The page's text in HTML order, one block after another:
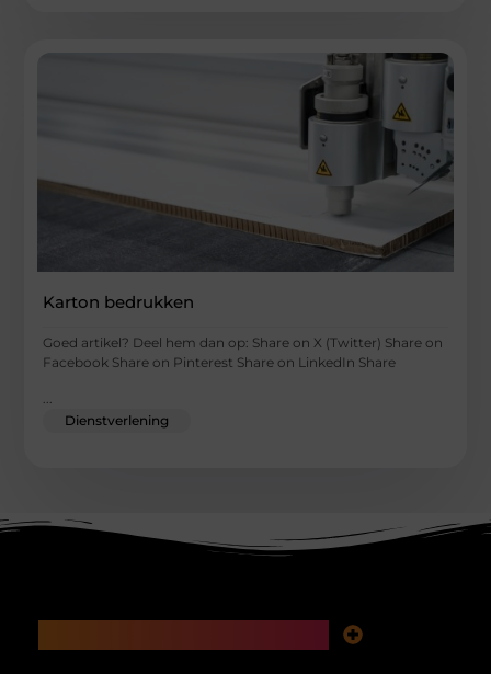
Karton bedrukken
Goed artikel? Deel hem dan op: Share on X (Twitter) Share on
Facebook Share on Pinterest Share on LinkedIn Share
Dienstverlening